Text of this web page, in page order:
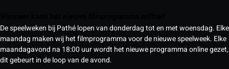
De speelweken bij Pathé lopen van donderdag tot en met woensdag. Elke
maandag maken wij het filmprogramma voor de nieuwe speelweek. Elke
maandagavond na 18:00 uur wordt het nieuwe programma online gezet,
dit gebeurt in de loop van de avond.